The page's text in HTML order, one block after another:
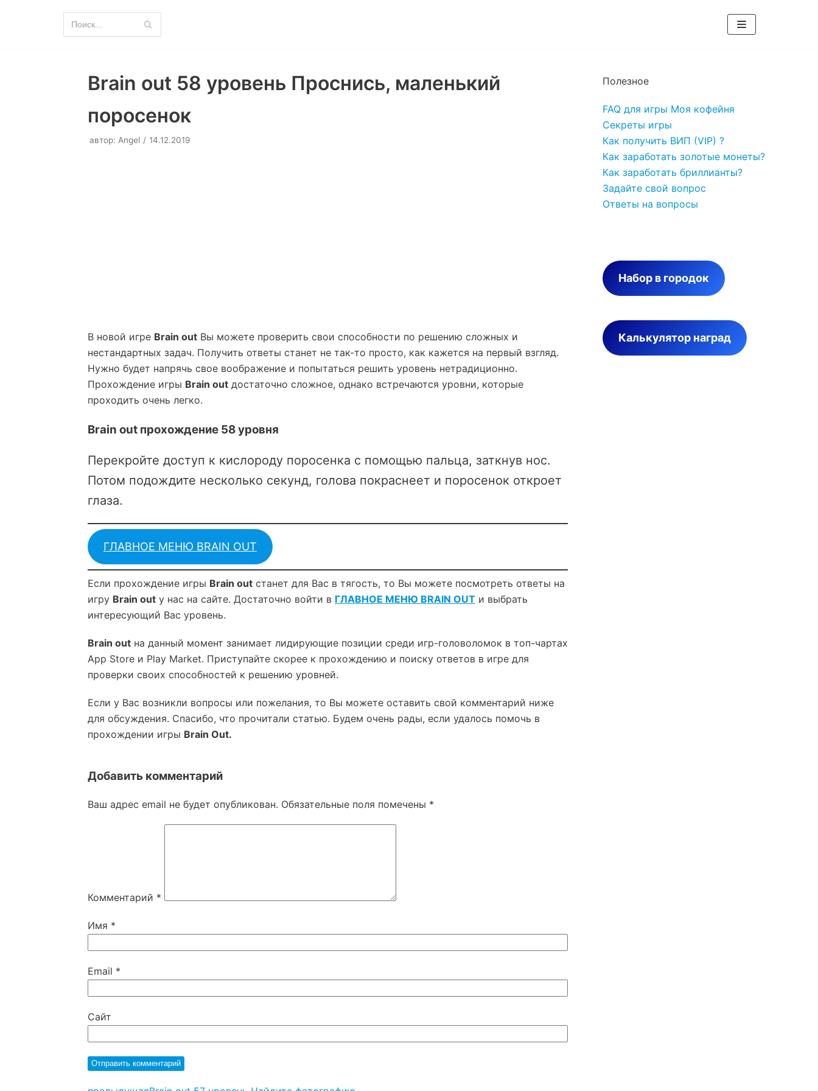
Brain out 58 уровень Проснись, маленький
поросенок
автор: Angel 14.12.2019
В новой игре Brain out Вы можете проверить свои способности по решению сложных и
нестандартных задач. Получить ответы станет не так-то просто, как кажется на первый взгляд.
Нужно будет напрячь свое воображение и попытаться решить уровень нетрадиционно.
Прохождение игры Brain out достаточно сложное, однако встречаются уровни, которые
проходить очень легко.
Brain out прохождение 58 уровня
Перекройте доступ к кислороду поросенка с помощью пальца, заткнув нос.
Потом подождите несколько секунд, голова покраснеет и поросенок откроет
глаза.
ГЛАВНОЕ МЕНЮ BRAIN OUT
Если прохождение игры Brain out станет для Вас в тягость, то Вы можете посмотреть ответы на
игру Brain out у нас на сайте. Достаточно войти в ГЛАВНОЕ МЕНЮ BRAIN OUT и выбрать
интересующий Вас уровень.
Brain out на данный момент занимает лидирующие позиции среди игр-головоломок в топ-чартах
App Store и Play Market. Приступайте скорее к прохождению и поиску ответов в игре для
проверки своих способностей к решению уровней.
Если у Вас возникли вопросы или пожелания, то Вы можете оставить свой комментарий ниже
для обсуждения. Спасибо, что прочитали статью. Будем очень рады, если удалось помочь в
прохождении игры Brain Out.
Добавить комментарий
Ваш адрес email не будет опубликован. Обязательные поля помечены *
Комментарий *
Имя *
Email *
Сайт
Полезное
FAQ для игры Моя кофейня
Секреты игры
Как получить ВИП (VIP) ?
Как заработать золотые монеты?
Как заработать бриллианты?
Задайте свой вопрос
Ответы на вопросы
Набор в городок
Калькулятор наград